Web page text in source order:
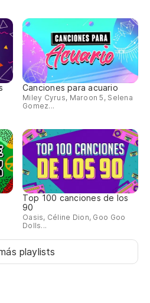
Canciones para acuario
Miley Cyrus, Maroon 5, Selena
Gomez...
Top 100 canciones de los
90
Oasis, Céline Dion, Goo Goo
Dolls...
playlists